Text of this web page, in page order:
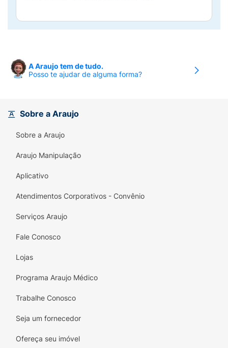
A Araujo tem de tudo.
Posso te ajudar de alguma forma?
Sobre a Araujo
Sobre a Araujo
Araujo Manipulação
Aplicativo
Atendimentos Corporativos - Convênio
Serviços Araujo
Fale Conosco
Lojas
Programa Araujo Médico
Trabalhe Conosco
Seja um fornecedor
Ofereça seu imóvel